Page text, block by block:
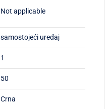
Not applicable
samostojeći uređaj
1
50
Crna